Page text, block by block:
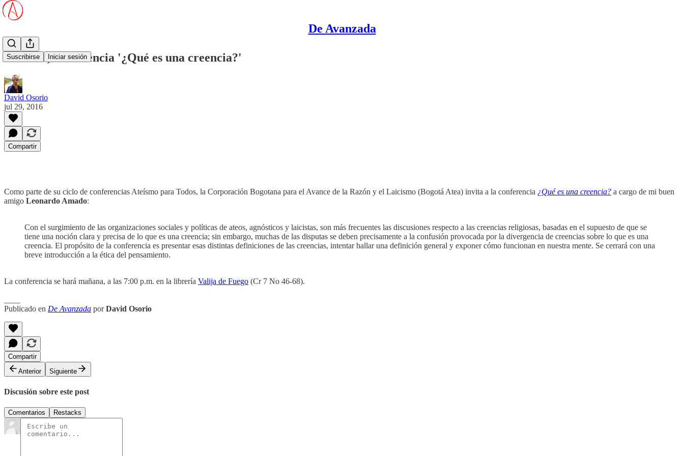
De Avanzada
Suscribirse Iniciar sesión
Mañana, conferencia '¿Qué es una creencia?'
David Osorio
jul 29, 2016
Compartir
Como parte de su ciclo de conferencias Ateísmo para Todos, la Corporación Bogotana para el Avance de la Razón y el Laicismo (Bogotá Atea) invita a la conferencia ¿Qué es una creencia? a cargo de mi buen
amigo Leonardo Amado:
Con el surgimiento de las organizaciones sociales y políticas de ateos, agnósticos y laicistas, son más frecuentes las discusiones respecto a las creencias religiosas, basadas en el supuesto de que se
tiene una noción clara y precisa de lo que es una creencia; sin embargo, muchas de las disputas se deben precisamente a la confusión provocada por la divergencia de creencias sobre lo que es una
creencia. El propósito de la conferencia es presentar esas distintas definiciones de las creencias, intentar hallar una definición general y exponer cómo funcionan en nuestra mente. Se cerrará con una
breve introducción a la ética del pensamiento.
La conferencia se hará mañana, a las 7:00 p.m. en la librería Valija de Fuego (Cr 7 No 46-68).
Publicado en De Avanzada porDavid Osorio
Compartir
Anterior
Siguiente
Discusión sobre este post
Comentarios Restacks